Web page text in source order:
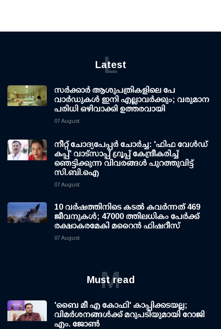
Latest
L
സര്‍ക്കാര്‍ ആശുപത്രികളിലെ പേ
വാര്‍ഡുകള്‍ ഇനി എല്ലാവര്‍ക്കും; വരുമാന
പരിധി ഒഴിവാക്കി ഉത്തരവായി
07 August
നീറ്റ് ചോദ്യപേപ്പര്‍ ചോര്‍ച്ച: 'ഫിഫ വേള്‍ഡ്
കപ്പ്' വാട്സാപ്പ് ഗ്രൂപ്പ് കേന്ദ്രീകരിച്ച്
ഞെട്ടിക്കുന്ന വിവരങ്ങള്‍ പുറത്തുവിട്ട്
സി.ബി.ഐ
07 August
10 വര്‍ഷത്തിനിടെ കടല്‍ കവര്‍ന്നത് 469
ജീവനുകള്‍; 47000 ത്തിലധികം പേര്‍ക്ക്
രക്ഷാകരമേകി മറൈന്‍ ഫിഷറീസ്
07 August
Must read
M
'ബൈ മീ എ കോഫി' കാപ്പിക്കടയല്ല;
വിമര്‍ശനങ്ങള്‍ക്ക് മറുപടിയുമായി റോജി
എം. ജോണ്‍